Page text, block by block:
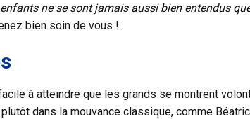
ne se sont jamais aussi bien entendus
bien soin de vous !
à atteindre que les grands se montrent
dans la mouvance classique, comme